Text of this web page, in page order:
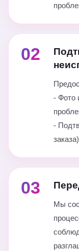
02
- Фото
-
03
Мы